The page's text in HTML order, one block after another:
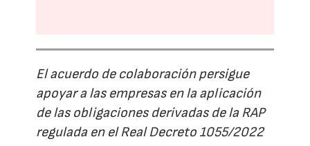
El acuerdo de colaboración persigue
apoyar a las empresas en la aplicación
de las obligaciones derivadas de la RAP
regulada en el Real Decreto 1055/2022